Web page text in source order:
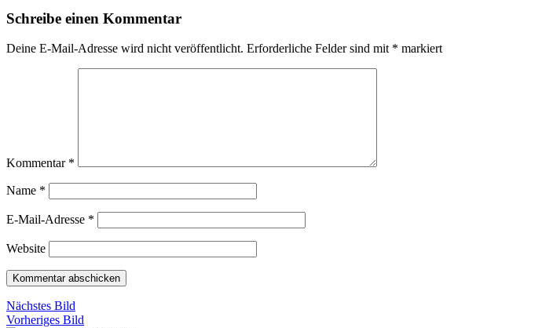
Schreibe einen Kommentar
Deine E-Mail-Adresse wird nicht veröffentlicht. Erforderliche Felder sind mit * markiert
Kommentar *
Name *
E-Mail-Adresse *
Website
Nächstes Bild
Vorheriges Bild